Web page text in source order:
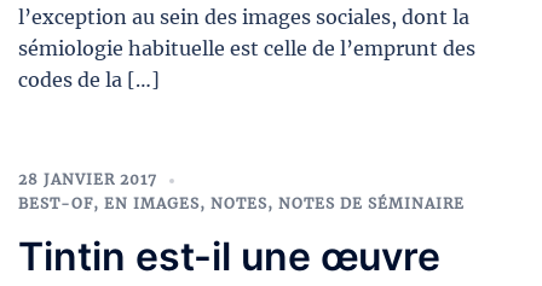
l’exception au sein des images sociales, dont la
sémiologie habituelle est celle de l’emprunt des
codes de la […]
28 JANVIER 2017
BEST-OF, EN IMAGES, NOTES, NOTES DE SÉMINAIRE
Tintin est-il une œuvre